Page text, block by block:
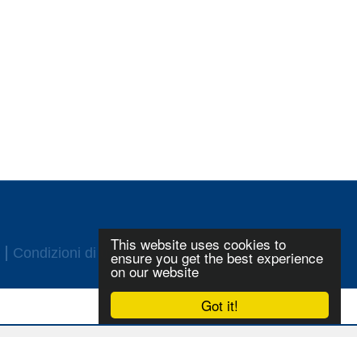
Got it!
This website uses cookies to
ensure you get the best experience
on our website
Condizioni di utilizzo Login